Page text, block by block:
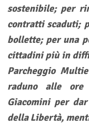
sostenibile; per
contratti scaduti;
bollette; per una
cittadini più in
Parcheggio
raduno alle
Giacomini per
della Libertà,